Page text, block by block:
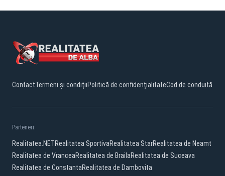
ContactTermeni și condițiiPolitică de confidențialitateCod de conduită
Parteneri:
Realitatea.NETRealitatea SportivaRealitatea StarRealitatea de Neamt
Realitatea de VranceaRealitatea de BrailaRealitatea de Suceava
Realitatea de ConstantaRealitatea de Dambovita